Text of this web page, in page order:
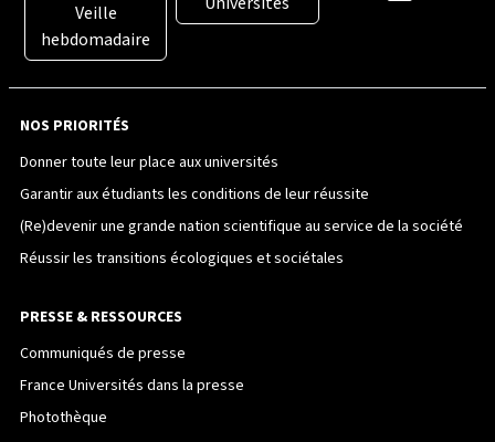
Veille
hebdomadaire
NOS PRIORITÉS
Donner toute leur place aux universités
Garantir aux étudiants les conditions de leur réussite
(Re)devenir une grande nation scientifique au service de la société
Réussir les transitions écologiques et sociétales
PRESSE & RESSOURCES
Communiqués de presse
France Universités dans la presse
Photothèque